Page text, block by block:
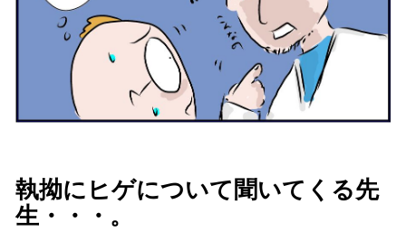
執拗にヒゲについて聞いてくる先
生・・・。